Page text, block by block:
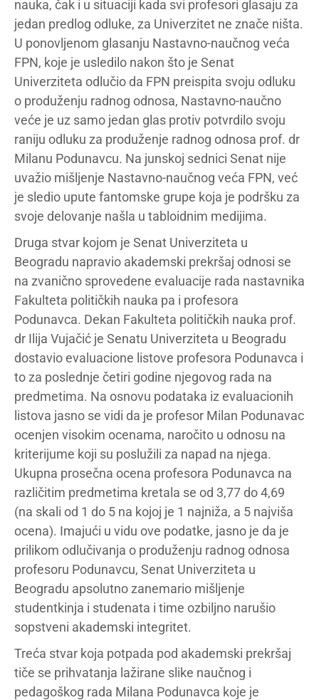
nauka, čak i u situaciji kada svi profesori glasaju za
jedan predlog odluke, za Univerzitet ne znače ništa.
U ponovljenom glasanju Nastavno-naučnog veća
FPN, koje je usledilo nakon što je Senat
Univerziteta odlučio da FPN preispita svoju odluku
o produženju radnog odnosa, Nastavno-naučno
veće je uz samo jedan glas protiv potvrdilo svoju
raniju odluku za produženje radnog odnosa prof. dr
Milanu Podunavcu. Na junskoj sednici Senat nije
uvažio mišljenje Nastavno-naučnog veća FPN, već
je sledio upute fantomske grupe koja je podršku za
svoje delovanje našla u tabloidnim medijima.
Druga stvar kojom je Senat Univerziteta u
Beogradu napravio akademski prekršaj odnosi se
na zvanično sprovedene evaluacije rada nastavnika
Fakulteta političkih nauka pa i profesora
Podunavca. Dekan Fakulteta političkih nauka prof.
dr Ilija Vujačić je Senatu Univerziteta u Beogradu
dostavio evaluacione listove profesora Podunavca i
to za poslednje četiri godine njegovog rada na
predmetima. Na osnovu podataka iz evaluacionih
listova jasno se vidi da je profesor Milan Podunavac
ocenjen visokim ocenama, naročito u odnosu na
kriterijume koji su poslužili za napad na njega.
Ukupna prosečna ocena profesora Podunavca na
različitim predmetima kretala se od 3,77 do 4,69
(na skali od 1 do 5 na kojoj je 1 najniža, a 5 najviša
ocena). Imajući u vidu ove podatke, jasno je da je
prilikom odlučivanja o produženju radnog odnosa
profesoru Podunavcu, Senat Univerziteta u
Beogradu apsolutno zanemario mišljenje
studentkinja i studenata i time ozbiljno narušio
sopstveni akademski integritet.
Treća stvar koja potpada pod akademski prekršaj
tiče se prihvatanja lažirane slike naučnog i
pedagoškog rada Milana Podunavca koje je